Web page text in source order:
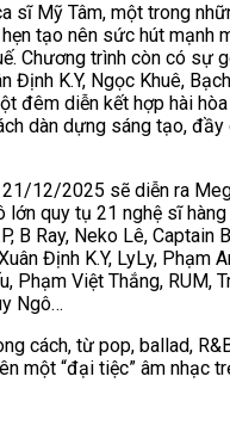
sĩ Mỹ Tâm, một trong
tạo nên sức hút mạnh
Chương trình còn có sự
Định K.Y, Ngọc Khuê,
đêm diễn kết hợp hài
dàn dựng sáng tạo, đầy
12/2025 sẽ diễn ra
lớn quy tụ 21 nghệ sĩ
B Ray, Neko Lê, Captain
Định K.Y, LyLy, Phạm
Phạm Việt Thắng, RUM,
Ngô…
cách, từ pop, ballad,
một “đại tiệc” âm nhạc